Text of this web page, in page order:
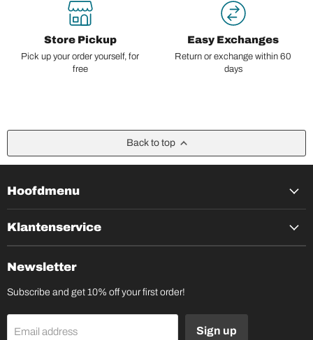
Store Pickup
Pick up your order yourself, for
free
Easy Exchanges
Return or exchange within 60
days
Back to top
Hoofdmenu
Klantenservice
Newsletter
Subscribe and get 10% off your first order!
Email address Sign up